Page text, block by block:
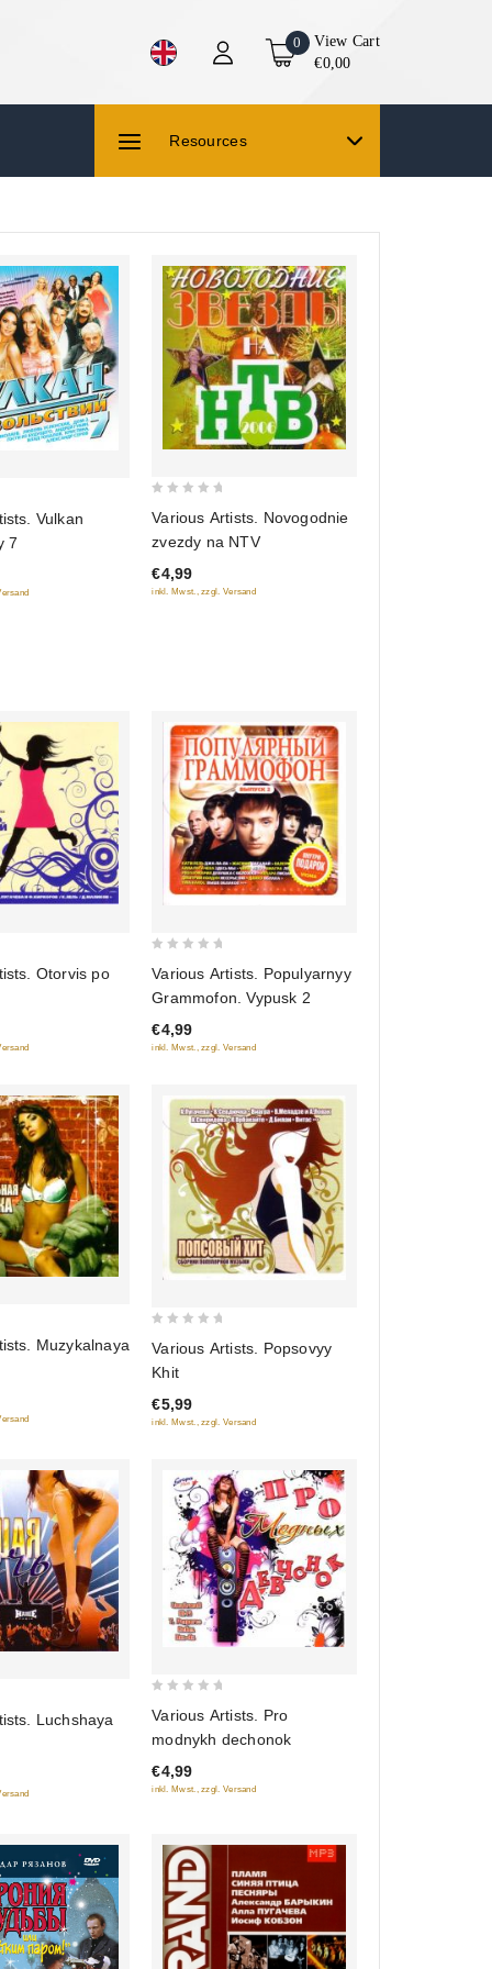
0
View Cart
€0,00
Resources
Vulkan
7
of
5
Various Artists. Novogodnie
zvezdy na NTV
€4,99
inkl. Mwst., zzgl. Versand
Otorvis po
of
5
Various Artists. Populyarnyy
Grammofon. Vypusk 2
€4,99
inkl. Mwst., zzgl. Versand
Muzykalnaya
of
5
Various Artists. Popsovyy
Khit
€5,99
inkl. Mwst., zzgl. Versand
Luchshaya
of
5
Various Artists. Pro
modnykh dechonok
€4,99
inkl. Mwst., zzgl. Versand